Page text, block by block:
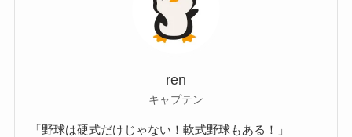
ren
キャプテン
「野球は硬式だけじゃない！軟式野球もある！」